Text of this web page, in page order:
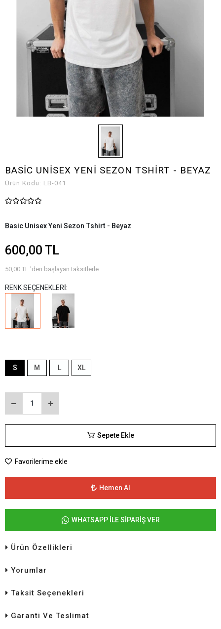
BASİC UNİSEX YENİ SEZON TSHİRT - BEYAZ
Ürün Kodu: LB-041
Basic Unisex Yeni Sezon Tshirt - Beyaz
600,00 TL
50,00 TL 'den başlayan taksitlerle
RENK SEÇENEKLERİ:
S M L XL
Sepete Ekle
Favorilerime ekle
Hemen Al
WHATSAPP İLE SİPARİŞ VER
Ürün Özellikleri
Yorumlar
Taksit Seçenekleri
Garanti Ve Teslimat